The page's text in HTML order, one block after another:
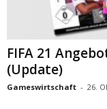
FIFA 21
(Update)
Gameswirtschaft - 26.